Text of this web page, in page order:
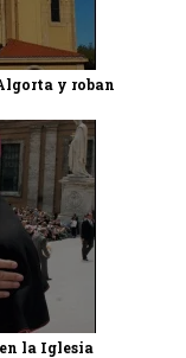
y roban
la Iglesia